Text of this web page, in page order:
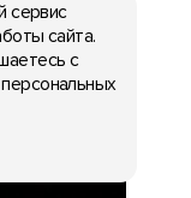
сервис
сайта.
с